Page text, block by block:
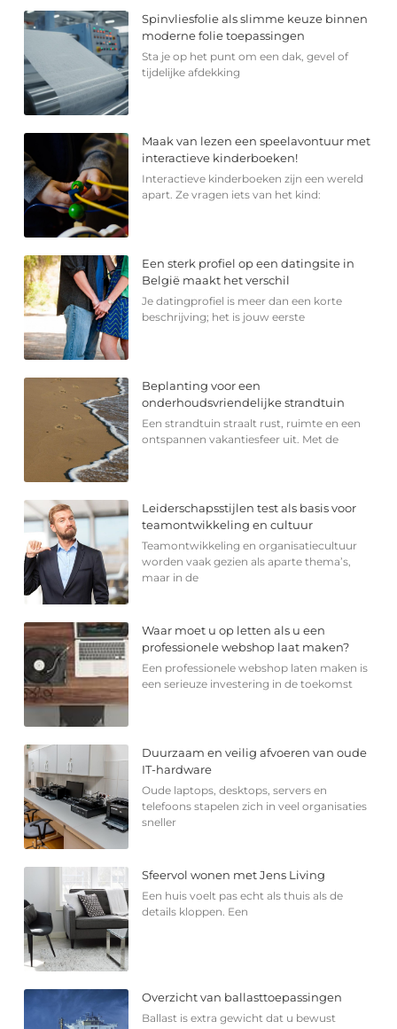
Spinvliesfolie als slimme keuze binnen
moderne folie toepassingen
Sta je op het punt om een dak, gevel of
tijdelijke afdekking
Maak van lezen een speelavontuur met
interactieve kinderboeken!
Interactieve kinderboeken zijn een wereld
apart. Ze vragen iets van het kind:
Een sterk profiel op een datingsite in
België maakt het verschil
Je datingprofiel is meer dan een korte
beschrijving; het is jouw eerste
Beplanting voor een
onderhoudsvriendelijke strandtuin
Een strandtuin straalt rust, ruimte en een
ontspannen vakantiesfeer uit. Met de
Leiderschapsstijlen test als basis voor
teamontwikkeling en cultuur
Teamontwikkeling en organisatiecultuur
worden vaak gezien als aparte thema’s,
maar in de
Waar moet u op letten als u een
professionele webshop laat maken?
Een professionele webshop laten maken is
een serieuze investering in de toekomst
Duurzaam en veilig afvoeren van oude
IT-hardware
Oude laptops, desktops, servers en
telefoons stapelen zich in veel organisaties
sneller
Sfeervol wonen met Jens Living
Een huis voelt pas echt als thuis als de
details kloppen. Een
Overzicht van ballasttoepassingen
Ballast is extra gewicht dat u bewust